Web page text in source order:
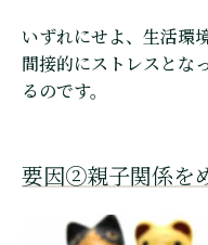
いずれにせよ、生活環
間接的にストレスとな
るのです。
要因②親子関係を